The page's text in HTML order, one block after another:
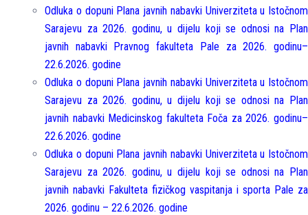
Odluka o dopuni Plana javnih nabavki Univerziteta u Istočnom
Sarajevu za 2026. godinu, u dijelu koji se odnosi na Plan
javnih nabavki Pravnog fakulteta Pale za 2026. godinu–
22.6.2026. godine
Odluka o dopuni Plana javnih nabavki Univerziteta u Istočnom
Sarajevu za 2026. godinu, u dijelu koji se odnosi na Plan
javnih nabavki Medicinskog fakulteta Foča za 2026. godinu–
22.6.2026. godine
Odluka o dopuni Plana javnih nabavki Univerziteta u Istočnom
Sarajevu za 2026. godinu, u dijelu koji se odnosi na Plan
javnih nabavki Fakulteta fizičkog vaspitanja i sporta Pale za
2026. godinu – 22.6.2026. godine